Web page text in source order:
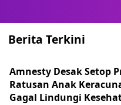
Berita Terkini
Amnesty Desak Setop
Ratusan Anak
Gagal Lindungi